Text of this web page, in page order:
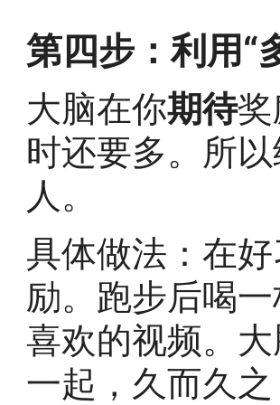
第四步：利用“
大脑在你期待
时还要多。所
人。
具体做法：在
励。跑步后喝
喜欢的视频。
一起，久而久